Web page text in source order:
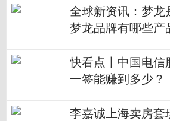
全球新资讯：梦龙
梦龙品牌有哪些产
快看点丨中国电信
一签能赚到多少？
李嘉诚上海卖房套